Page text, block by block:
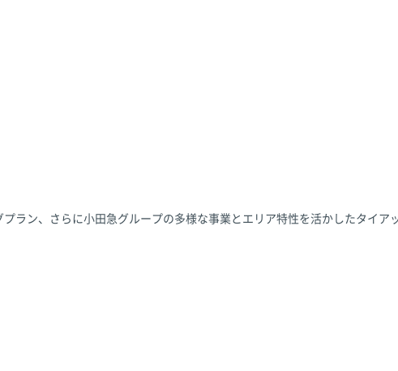
ラン、さらに小田急グループの多様な事業とエリア特性を活かしたタイ